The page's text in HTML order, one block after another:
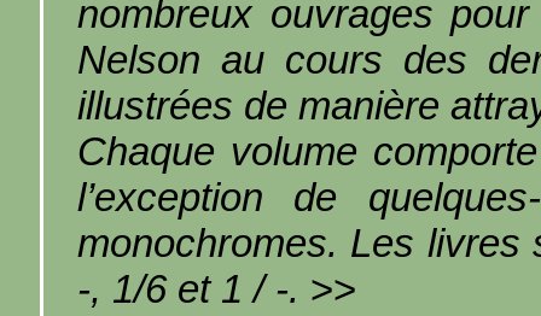
nombreux ouvrages
Nelson au cours des
illustrées de manière
Chaque volume
l’exception de
monochromes. Les
-, 1/6 et 1 / -. >>